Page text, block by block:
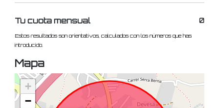
Tu cuota mensual 0
Estos resultados son orientativos, calculados con los números que has
introducido.
Mapa
+
−